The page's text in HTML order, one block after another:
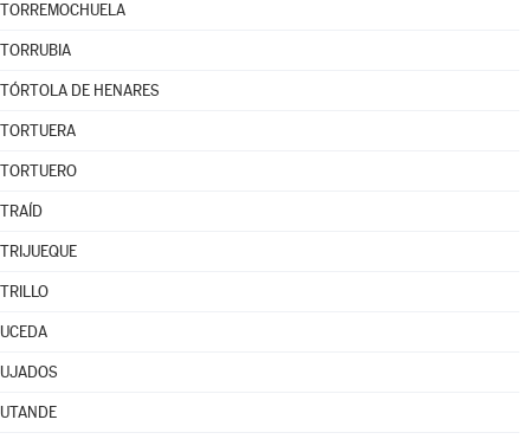
TORREMOCHUELA
TORRUBIA
TÓRTOLA DE HENARES
TORTUERA
TORTUERO
TRAÍD
TRIJUEQUE
TRILLO
UCEDA
UJADOS
UTANDE